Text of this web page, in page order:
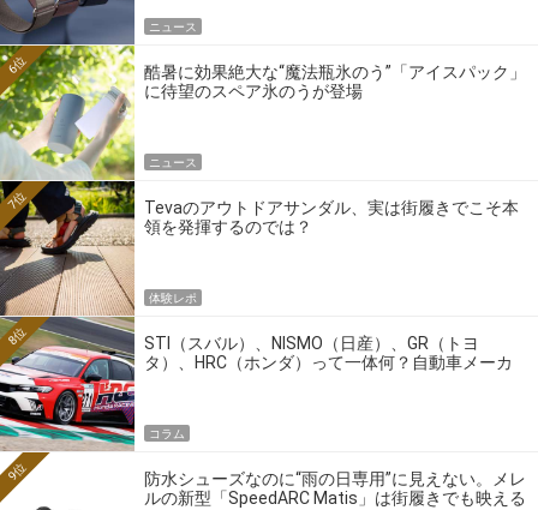
ニュース
酷暑に効果絶大な“魔法瓶氷のう”「アイスパック」
に待望のスペア氷のうが登場
6位
ニュース
Tevaのアウトドアサンダル、実は街履きでこそ本
領を発揮するのでは？
7位
体験レポ
STI（スバル）、NISMO（日産）、GR（トヨ
タ）、HRC（ホンダ）って一体何？自動車メーカ
8位
コラム
防水シューズなのに“雨の日専用”に見えない。メレ
ルの新型「SpeedARC Matis」は街履きでも映える
9位